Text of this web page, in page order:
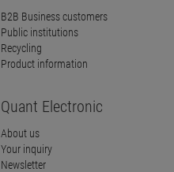
B2B Business customers
Public institutions
Recycling
Product information
Quant Electronic
About us
Your inquiry
Newsletter